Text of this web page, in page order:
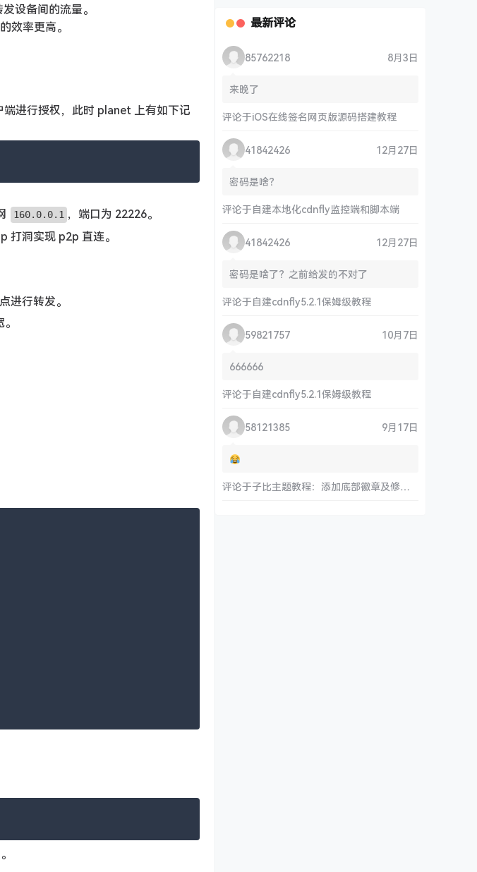
设备间的流量。
效率更高。
端进行授权，此时 planet 上有如下记
160.0.0.1 ，端口为 22226。
打洞实现 p2p 直连。
进行转发。
最新评论
85762218 8月3日
来晚了
评论于iOS在线签名网页版源码搭建教程
41842426 12月27日
密码是啥？
评论于自建本地化cdnfly监控端和脚本端
41842426 12月27日
密码是啥了？之前给发的不对了
评论于自建cdnfly5.2.1保姆级教程
59821757 10月7日
666666
评论于自建cdnfly5.2.1保姆级教程
58121385 9月17日
评论于子比主题教程：添加底部徽章及修改链接和运行时间